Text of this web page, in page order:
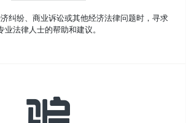
纠纷、商业诉讼或其他经济法律问题时，寻求
业法律人士的帮助和建议。